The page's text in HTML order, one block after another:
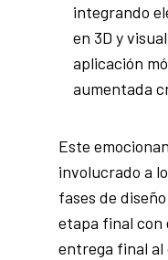
integrando
en 3D y
aplicación
aumentada
Este
involucrado a
fases de
etapa final con
entrega final al